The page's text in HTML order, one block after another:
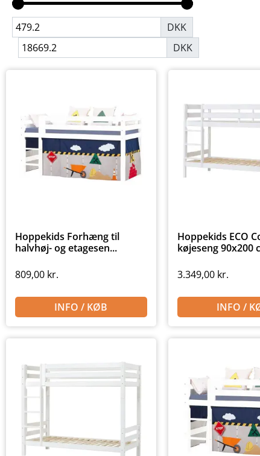
DKK
DKK
Hoppekids Forhæng til
halvhøj- og etagesen...
809,00 kr.
INFO / KØB
Hoppekids ECO
køjeseng 90x200
3.349,00 kr.
INFO /